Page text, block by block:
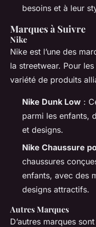
besoins et à leur
Marques à Suivre
Nike
Nike est l’une des
la streetwear. Pour
variété de produits
Nike Dunk Low :
parmi les enfants,
et designs.
Nike Chaussure
chaussures
enfants, avec des
designs attractifs.
Autres Marques
D’autres marques